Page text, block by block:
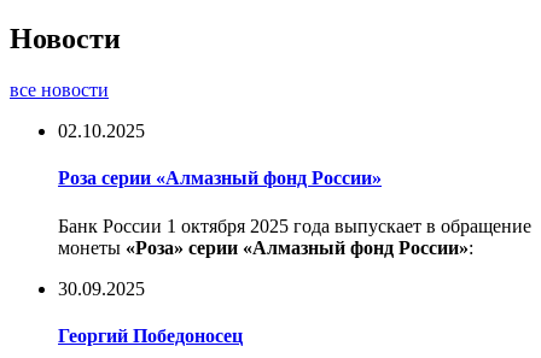
Новости
все новости
02.10.2025
Роза серии «Алмазный фонд России»
Банк России 1 октября 2025 года выпускает в обращение
монеты «Роза» серии «Алмазный фонд России»:
30.09.2025
Георгий Победоносец